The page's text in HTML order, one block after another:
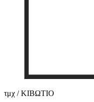
τμχ / ΚΙΒΩΤΙΟ